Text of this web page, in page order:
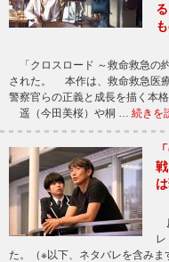
「クロスロード ～救命救急の
された。 本作は、救命救急医
警察官らの正義と成長を描く本
遥（今田美桜）や桐 … 続きを
た。（※以下、ネタバレを含み